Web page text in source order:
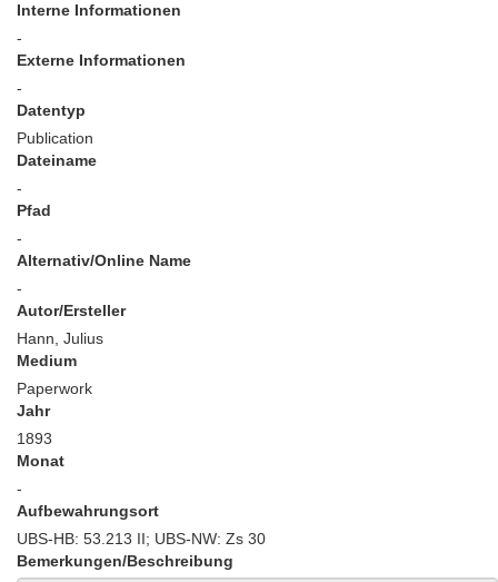
Interne Informationen
-
Externe Informationen
-
Datentyp
Publication
Dateiname
-
Pfad
-
Alternativ/Online Name
-
Autor/Ersteller
Hann, Julius
Medium
Paperwork
Jahr
1893
Monat
-
Aufbewahrungsort
UBS-HB: 53.213 II; UBS-NW: Zs 30
Bemerkungen/Beschreibung